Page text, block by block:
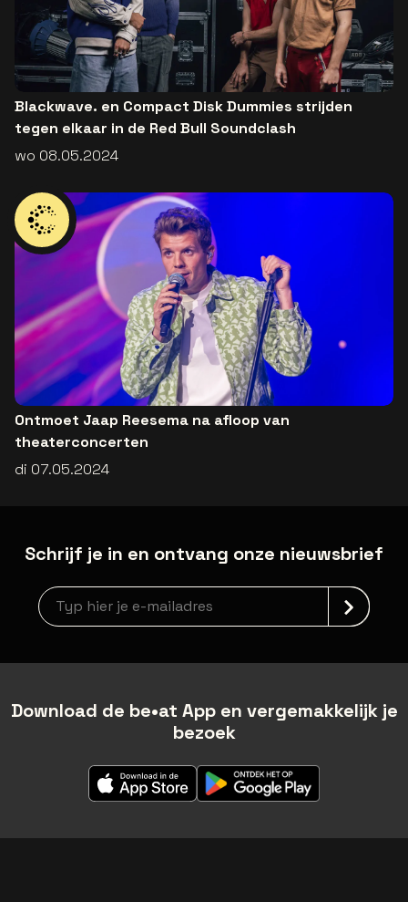
Blackwave. en Compact Disk Dummies strijden
tegen elkaar in de Red Bull Soundclash
wo 08.05.2024
Ontmoet Jaap Reesema na afloop van
theaterconcerten
di 07.05.2024
Schrijf je in en ontvang onze nieuwsbrief
Nieuwsbrief aanmelding
Download de be•at App en vergemakkelijk je
bezoek